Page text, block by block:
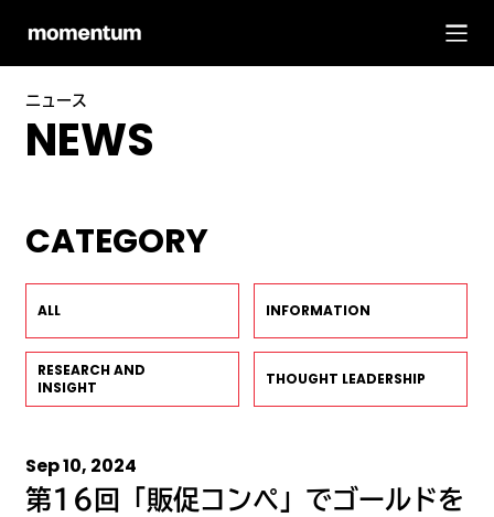
ニュース
NEWS
CATEGORY
ALL INFORMATION
RESEARCH AND
INSIGHT
THOUGHT LEADERSHIP
Sep 10, 2024
第16回「販促コンペ」でゴールドを